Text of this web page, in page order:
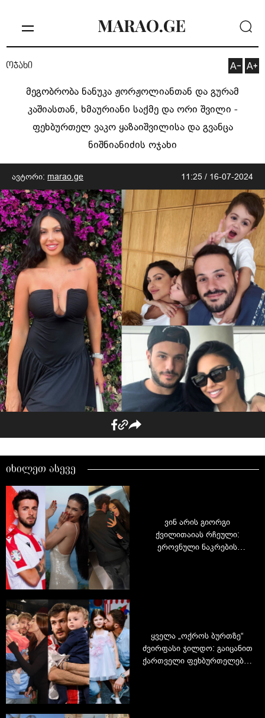
ოჯახი
მეგობრობა ნანუკა ჟორჟოლიანთან და გურამ
კაშიასთან, ხმაურიანი საქმე და ორი შვილი -
ფეხბურთელ ვაკო ყაზაიშვილისა და გვანცა
ნიშნიანიძის ოჯახი
ავტორი: marao.ge 11:25 / 16-07-2024
იხილეთ ასევე
ვინ არის გიორგი
ქვილითაიას რჩეული:
ეროვნული ნაკრების
ყველა „ოქროს ბურთზე“
ძვირფასი ჯილდო: გაიცანით
ქართველი ფეხბურთელების